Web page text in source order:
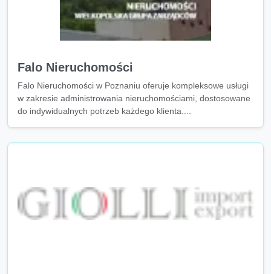
Falo Nieruchomości
Falo Nieruchomości w Poznaniu oferuje kompleksowe usługi
w zakresie administrowania nieruchomościami, dostosowane
do indywidualnych potrzeb każdego klienta....